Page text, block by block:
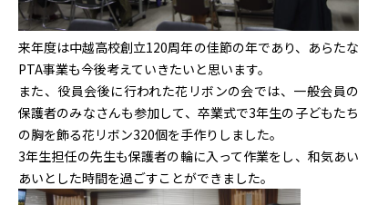
来年度は中越高校創立120周年の佳節の年であり、あらたな
PTA事業も今後考えていきたいと思います。
また、役員会後に行われた花リボンの会では、一般会員の
保護者のみなさんも参加して、卒業式で3年生の子どもたち
の胸を飾る花リボン320個を手作りしました。
3年生担任の先生も保護者の輪に入って作業をし、和気あい
あいとした時間を過ごすことができました。